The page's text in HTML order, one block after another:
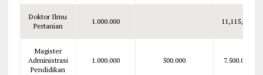
Doktor Ilmu
Pertanian
1.000.000 11,115,000
Magister
Administrasi
Pendidikan
1.000.000 500.000 7.500.000